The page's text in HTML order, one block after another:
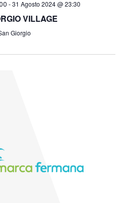
-31 Agosto 2024 @ 23:30
VILLAGE
Giorgio